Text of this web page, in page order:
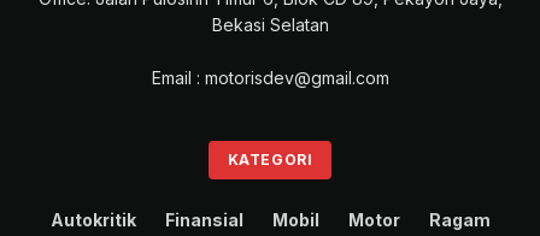
Bekasi Selatan
Email : motorisdev@gmail.com
KATEGORI
Autokritik Finansial Mobil Motor Ragam